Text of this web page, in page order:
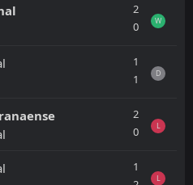
2
0
W
1
1
D
2
0
L
1
L